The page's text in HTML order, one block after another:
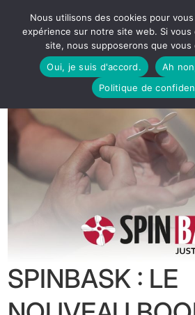
SPINBASK : LE
Nous utilisons des cookies pour
expérience sur notre site web. Si vous
site, nous supposerons que
Oui, je suis d'accord.
Ah
Politique de